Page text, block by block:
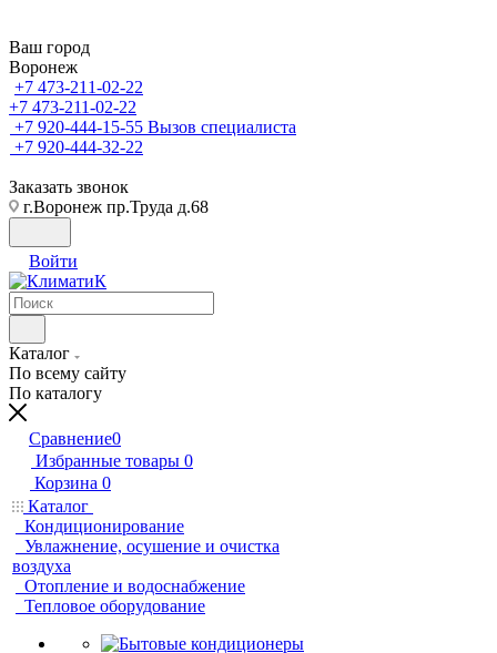
Ваш город
Воронеж
+7 473-211-02-22
+7 473-211-02-22
+7 920-444-15-55 Вызов специалиста
+7 920-444-32-22
Заказать звонок
г.Воронеж пр.Труда д.68
Войти
Каталог
По всему сайту
По каталогу
Сравнение0
Избранные товары 0
Корзина 0
Каталог
Кондиционирование
Увлажнение, осушение и очистка
воздуха
Отопление и водоснабжение
Тепловое оборудование